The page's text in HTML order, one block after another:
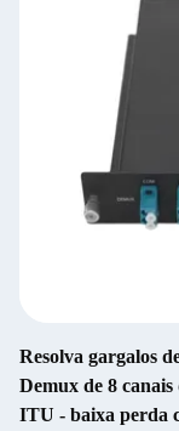
Resolva gargalos
Demux de 8
ITU - baixa perda